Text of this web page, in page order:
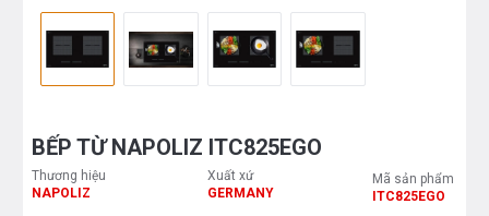
BẾP TỪ NAPOLIZ ITC825EGO
Thương hiệu
NAPOLIZ
Xuất xứ
GERMANY
Mã sản phẩm
ITC825EGO